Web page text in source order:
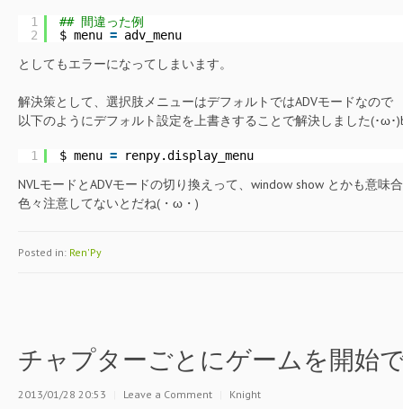
1
2
## 間違った例
$ menu = adv_menu
としてもエラーになってしまいます。
解決策として、選択肢メニューはデフォルトではADVモードなので
以下のようにデフォルト設定を上書きすることで解決しました(･ω･
1 $ menu = renpy.display_menu
NVLモードとADVモードの切り換えって、window show とかも意味
色々注意してないとだね(・ω・)
Posted in: Ren'Py
チャプターごとにゲームを開始
2013/01/28 20:53 Leave a Comment Knight